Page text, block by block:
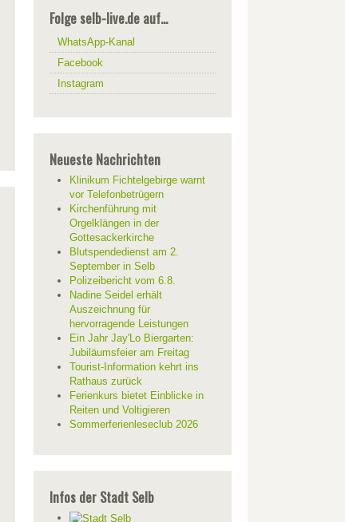
Folge selb-live.de auf...
WhatsApp-Kanal
Facebook
Instagram
Neueste Nachrichten
Klinikum Fichtelgebirge warnt
vor Telefonbetrügern
Kirchenführung mit
Orgelklängen in der
Gottesackerkirche
Blutspendedienst am 2.
September in Selb
Polizeibericht vom 6.8.
Nadine Seidel erhält
Auszeichnung für
hervorragende Leistungen
Ein Jahr Jay'Lo Biergarten:
Jubiläumsfeier am Freitag
Tourist-Information kehrt ins
Rathaus zurück
Ferienkurs bietet Einblicke in
Reiten und Voltigieren
Sommerferienleseclub 2026
Infos der Stadt Selb